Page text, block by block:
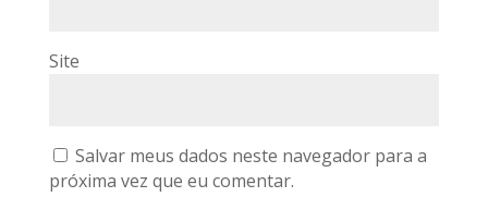
Site
Salvar meus dados neste navegador para a
próxima vez que eu comentar.